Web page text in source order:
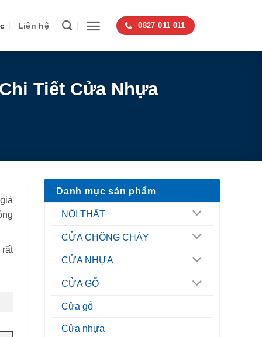
Liên hệ 0827 011 011
Tiết Cửa Nhựa
Danh mục sản phẩm
NỘI THẤT
CỬA CHỐNG CHÁY
CỬA NHỰA
CỬA GỖ
Cửa gỗ
Cửa nhựa